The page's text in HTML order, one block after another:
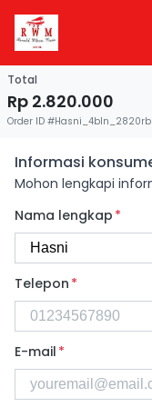
Total
Rp 2.820.000
Order ID #Hasni_4bln_2820rb
Informasi
Mohon lengkapi
Nama lengkap *
Telepon *
E-mail *